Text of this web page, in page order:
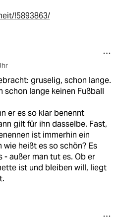
!5893863/
gruselig, schon lange.
schon lange keinen Fußball
er es so klar benennt
gilt für ihn dasselbe. Fast,
ist immerhin ein
heißt es so schön? Es
- außer man tut es. Ob er
ist und bleiben will, liegt